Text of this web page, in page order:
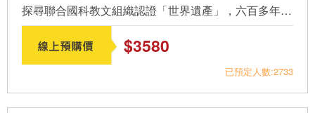
探尋聯合國科教文組織認證「世界遺產」，六百多年前大城王朝...
$3580
已預定人數:2733